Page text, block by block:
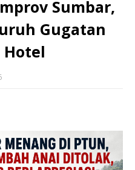
Sumbar,
Gugatan
Hotel